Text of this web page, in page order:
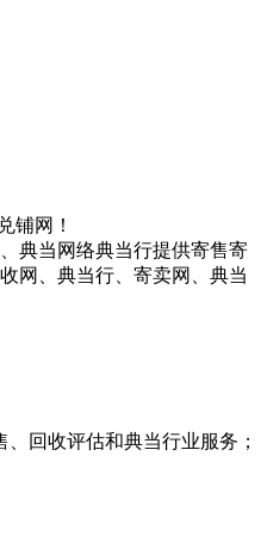
铺网！
典当网络典当行提供寄售寄
网、典当行、寄卖网、典当
回收评估和典当行业服务；